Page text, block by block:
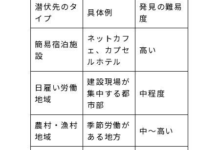
潜伏先のタ
イプ
具体例
発見の難易
度
簡易宿泊施
設
ネットカフ
ェ、カプセ
ルホテル
高い
日雇い労働
地域
建設現場が
集中する都
市部
中程度
農村・漁村
地域
季節労働が
ある地方
中〜高い